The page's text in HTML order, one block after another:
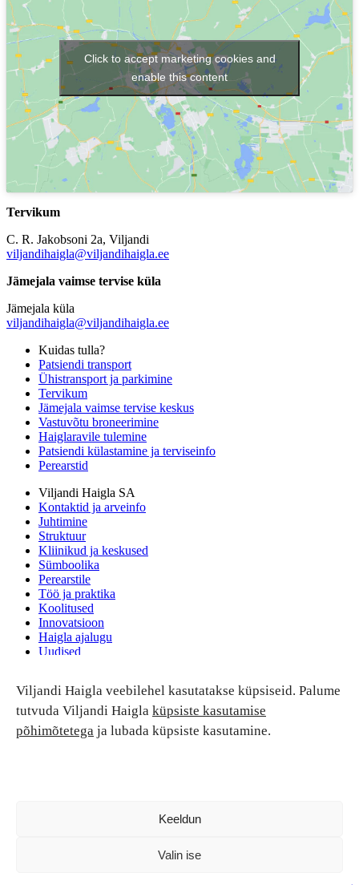
Viljandi Haigla veebilehel kasutatakse küpsiseid. Palume
tutvuda Viljandi Haigla küpsiste kasutamise
põhimõtetega ja lubada küpsiste kasutamine.
Keeldun
Valin ise
Click to accept marketing cookies and
enable this content
Tervikum
C. R. Jakobsoni 2a, Viljandi
viljandihaigla@viljandihaigla.ee
Jämejala vaimse tervise küla
Jämejala küla
viljandihaigla@viljandihaigla.ee
Kuidas tulla?
Patsiendi transport
Ühistransport ja parkimine
Tervikum
Jämejala vaimse tervise keskus
Vastuvõtu broneerimine
Haiglaravile tulemine
Patsiendi külastamine ja terviseinfo
Perearstid
Viljandi Haigla SA
Kontaktid ja arveinfo
Juhtimine
Struktuur
Kliinikud ja keskused
Sümboolika
Perearstile
Töö ja praktika
Koolitused
Innovatsioon
Haigla ajalugu
Uudised
Patsiendi turvalisus ja õigused
Patsiendi õigused ja kohustused
Patsiendiohutus
Patsientide nõukoda